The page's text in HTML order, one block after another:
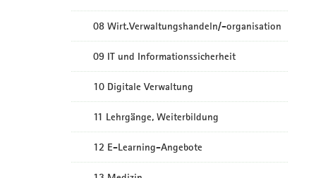
08 Wirt.Verwaltungshandeln/-organisation
09 IT und Informationssicherheit
10 Digitale Verwaltung
11 Lehrgänge, Weiterbildung
12 E-Learning-Angebote